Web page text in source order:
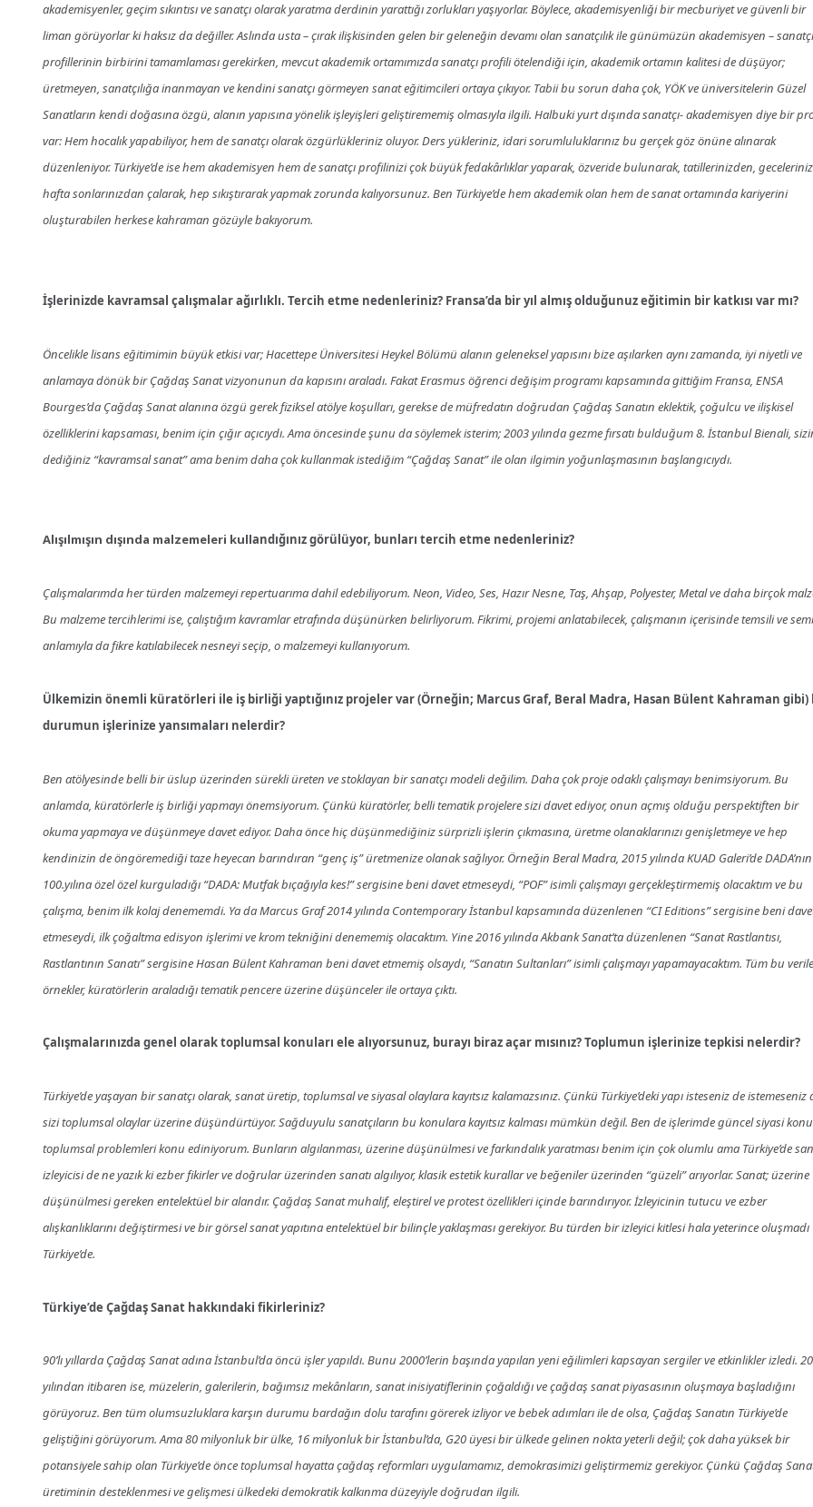
akademisyenler, geçim sıkıntısı ve sanatçı olarak yaratma derdinin yarattığı zorlukları yaşıyorlar. Böylece, akademisyenliği bir mecburiyet ve güvenli bir
liman görüyorlar ki haksız da değiller. Aslında usta – çırak ilişkisinden gelen bir geleneğin devamı olan sanatçılık ile günümüzün akademisyen – sanatçı
profillerinin birbirini tamamlaması gerekirken, mevcut akademik ortamımızda sanatçı profili ötelendiği için, akademik ortamın kalitesi de düşüyor;
üretmeyen, sanatçılığa inanmayan ve kendini sanatçı görmeyen sanat eğitimcileri ortaya çıkıyor. Tabii bu sorun daha çok, YÖK ve üniversitelerin Güzel
Sanatların kendi doğasına özgü, alanın yapısına yönelik işleyişleri geliştirememiş olmasıyla ilgili. Halbuki yurt dışında sanatçı- akademisyen diye bir
var: Hem hocalık yapabiliyor, hem de sanatçı olarak özgürlükleriniz oluyor. Ders yükleriniz, idari sorumluluklarınız bu gerçek göz önüne alınarak
düzenleniyor. Türkiye’de ise hem akademisyen hem de sanatçı profilinizi çok büyük fedakârlıklar yaparak, özveride bulunarak, tatillerinizden,
hafta sonlarınızdan çalarak, hep sıkıştırarak yapmak zorunda kalıyorsunuz. Ben Türkiye’de hem akademik olan hem de sanat ortamında kariyerini
oluşturabilen herkese kahraman gözüyle bakıyorum.
İşlerinizde kavramsal çalışmalar ağırlıklı. Tercih etme nedenleriniz? Fransa’da bir yıl almış olduğunuz eğitimin bir katkısı var mı?
Öncelikle lisans eğitimimin büyük etkisi var; Hacettepe Üniversitesi Heykel Bölümü alanın geleneksel yapısını bize aşılarken aynı zamanda, iyi niyetli ve
anlamaya dönük bir Çağdaş Sanat vizyonunun da kapısını araladı. Fakat Erasmus öğrenci değişim programı kapsamında gittiğim Fransa, ENSA
Bourges’da Çağdaş Sanat alanına özgü gerek fiziksel atölye koşulları, gerekse de müfredatın doğrudan Çağdaş Sanatın eklektik, çoğulcu ve ilişkisel
özelliklerini kapsaması, benim için çığır açıcıydı. Ama öncesinde şunu da söylemek isterim; 2003 yılında gezme fırsatı bulduğum 8. İstanbul Bienali,
dediğiniz “kavramsal sanat” ama benim daha çok kullanmak istediğim “Çağdaş Sanat” ile olan ilgimin yoğunlaşmasının başlangıcıydı.
Alışılmışın dışında malzemeleri kullandığınız görülüyor, bunları tercih etme nedenleriniz?
Çalışmalarımda her türden malzemeyi repertuarıma dahil edebiliyorum. Neon, Video, Ses, Hazır Nesne, Taş, Ahşap, Polyester, Metal ve daha birçok
Bu malzeme tercihlerimi ise, çalıştığım kavramlar etrafında düşünürken belirliyorum. Fikrimi, projemi anlatabilecek, çalışmanın içerisinde temsili ve
anlamıyla da fikre katılabilecek nesneyi seçip, o malzemeyi kullanıyorum.
Ülkemizin önemli küratörleri ile iş birliği yaptığınız projeler var (Örneğin; Marcus Graf, Beral Madra, Hasan Bülent Kahraman gibi)
durumun işlerinize yansımaları nelerdir?
Ben atölyesinde belli bir üslup üzerinden sürekli üreten ve stoklayan bir sanatçı modeli değilim. Daha çok proje odaklı çalışmayı benimsiyorum. Bu
anlamda, küratörlerle iş birliği yapmayı önemsiyorum. Çünkü küratörler, belli tematik projelere sizi davet ediyor, onun açmış olduğu perspektiften bir
okuma yapmaya ve düşünmeye davet ediyor. Daha önce hiç düşünmediğiniz sürprizli işlerin çıkmasına, üretme olanaklarınızı genişletmeye ve hep
kendinizin de öngöremediği taze heyecan barındıran “genç iş” üretmenize olanak sağlıyor. Örneğin Beral Madra, 2015 yılında KUAD Galeri’de DADA’nın
100.yılına özel özel kurguladığı “DADA: Mutfak bıçağıyla kes!” sergisine beni davet etmeseydi, “POF” isimli çalışmayı gerçekleştirmemiş olacaktım ve bu
çalışma, benim ilk kolaj denememdi. Ya da Marcus Graf 2014 yılında Contemporary İstanbul kapsamında düzenlenen “CI Editions” sergisine beni
etmeseydi, ilk çoğaltma edisyon işlerimi ve krom tekniğini denememiş olacaktım. Yine 2016 yılında Akbank Sanat’ta düzenlenen “Sanat Rastlantısı,
Rastlantının Sanatı” sergisine Hasan Bülent Kahraman beni davet etmemiş olsaydı, “Sanatın Sultanları” isimli çalışmayı yapamayacaktım. Tüm bu
örnekler, küratörlerin araladığı tematik pencere üzerine düşünceler ile ortaya çıktı.
Çalışmalarınızda genel olarak toplumsal konuları ele alıyorsunuz, burayı biraz açar mısınız? Toplumun işlerinize tepkisi nelerdir?
Türkiye’de yaşayan bir sanatçı olarak, sanat üretip, toplumsal ve siyasal olaylara kayıtsız kalamazsınız. Çünkü Türkiye’deki yapı isteseniz de istemeseniz
sizi toplumsal olaylar üzerine düşündürtüyor. Sağduyulu sanatçıların bu konulara kayıtsız kalması mümkün değil. Ben de işlerimde güncel siyasi
toplumsal problemleri konu ediniyorum. Bunların algılanması, üzerine düşünülmesi ve farkındalık yaratması benim için çok olumlu ama Türkiye’de
izleyicisi de ne yazık ki ezber fikirler ve doğrular üzerinden sanatı algılıyor, klasik estetik kurallar ve beğeniler üzerinden “güzeli” arıyorlar. Sanat; üzerine
düşünülmesi gereken entelektüel bir alandır. Çağdaş Sanat muhalif, eleştirel ve protest özellikleri içinde barındırıyor. İzleyicinin tutucu ve ezber
alışkanlıklarını değiştirmesi ve bir görsel sanat yapıtına entelektüel bir bilinçle yaklaşması gerekiyor. Bu türden bir izleyici kitlesi hala yeterince oluşmadı
Türkiye’de.
Türkiye’de Çağdaş Sanat hakkındaki fikirleriniz?
90’lı yıllarda Çağdaş Sanat adına İstanbul’da öncü işler yapıldı. Bunu 2000’lerin başında yapılan yeni eğilimleri kapsayan sergiler ve etkinlikler izledi.
yılından itibaren ise, müzelerin, galerilerin, bağımsız mekânların, sanat inisiyatiflerinin çoğaldığı ve çağdaş sanat piyasasının oluşmaya başladığını
görüyoruz. Ben tüm olumsuzluklara karşın durumu bardağın dolu tarafını görerek izliyor ve bebek adımları ile de olsa, Çağdaş Sanatın Türkiye’de
geliştiğini görüyorum. Ama 80 milyonluk bir ülke, 16 milyonluk bir İstanbul’da, G20 üyesi bir ülkede gelinen nokta yeterli değil; çok daha yüksek bir
potansiyele sahip olan Türkiye’de önce toplumsal hayatta çağdaş reformları uygulamamız, demokrasimizi geliştirmemiz gerekiyor. Çünkü Çağdaş
üretiminin desteklenmesi ve gelişmesi ülkedeki demokratik kalkınma düzeyiyle doğrudan ilgili.